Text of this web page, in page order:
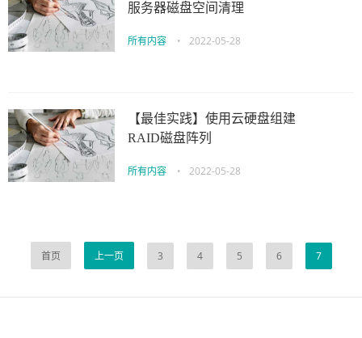
服务器磁盘空间清理
所有内容 • 2022-05-28
【最佳实践】使用云硬盘组建
RAID磁盘阵列
所有内容 • 2022-05-28
首页 上一页 3 4 5 6 7